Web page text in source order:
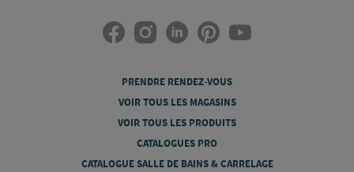
PRENDRE RENDEZ-VOUS
VOIR TOUS LES MAGASINS
VOIR TOUS LES PRODUITS
CATALOGUES PRO
CATALOGUE SALLE DE BAINS & CARRELAGE